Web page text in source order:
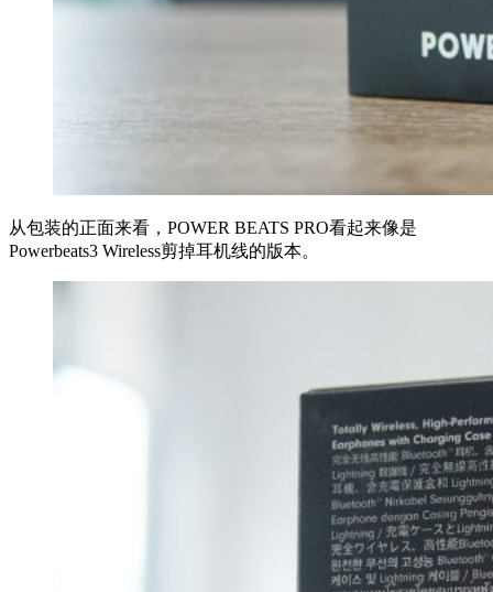
从包装的正面来看，POWER BEATS PRO看起来像是
Powerbeats3 Wireless剪掉耳机线的版本。